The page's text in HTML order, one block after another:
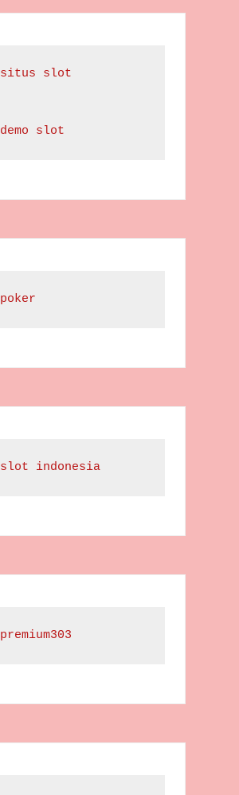
situs slot
demo slot
poker
slot indonesia
premium303